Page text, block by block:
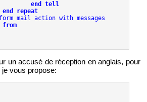
end tell
end repeat
mail action with messages
from
un ac­cusé de ré­cep­tion en an­glais, pour
vous pro­pose: